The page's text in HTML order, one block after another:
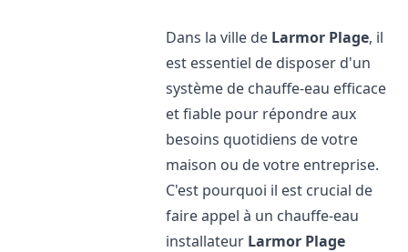
Dans la ville de Larmor Plage, il
est essentiel de disposer d'un
système de chauffe-eau efficace
et fiable pour répondre aux
besoins quotidiens de votre
maison ou de votre entreprise.
C'est pourquoi il est crucial de
faire appel à un chauffe-eau
installateur Larmor Plage